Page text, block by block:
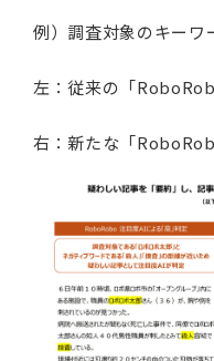
例）調査対象のキーワ
左：従来の「
右：新たな「